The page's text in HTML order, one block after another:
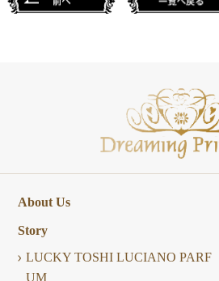
About Us
Story
LUCKY TOSHI LUCIANO PARF
UM